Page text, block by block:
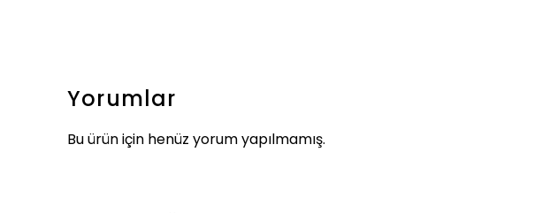
Yorumlar
Bu ürün için henüz yorum yapılmamış.